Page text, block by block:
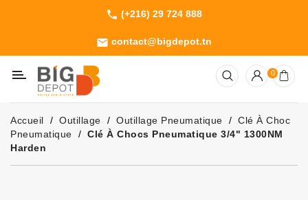
phone (+216) 29 724 888
email contact@bigdepot.tn
Machines
Outillage
Jardinage
Consommables
0
Accueil Outillage Outillage Pneumatique
Clé À Choc
Pneumatique
Clé À Chocs Pneumatique 3/4" 1300NM
Harden